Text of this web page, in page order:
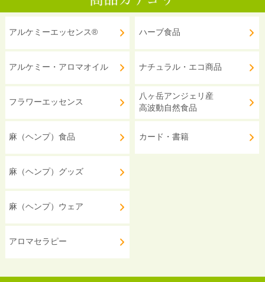
アルケミーエッセンス®
アルケミー・アロマオイル
フラワーエッセンス
麻（ヘンプ）食品
麻（ヘンプ）グッズ
麻（ヘンプ）ウェア
アロマセラピー
ハーブ食品
ナチュラル・エコ商品
八ヶ岳アンジェリ産
高波動自然食品
カード・書籍